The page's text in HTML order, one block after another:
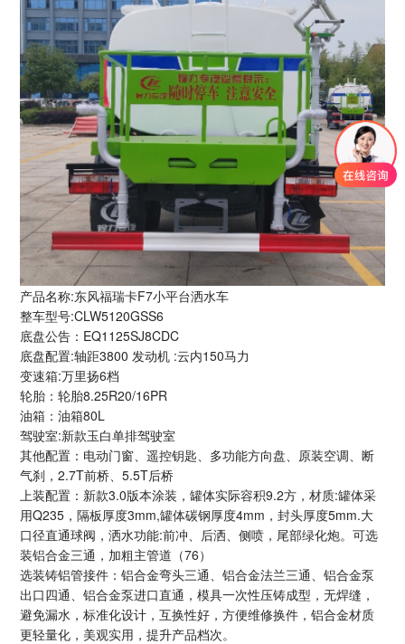
产品名称:东风福瑞卡F7小平台洒水车
整车型号:CLW5120GSS6
底盘公告：EQ1125SJ8CDC
底盘配置:轴距3800 发动机 :云内150马力
变速箱:万里扬6档
轮胎：轮胎8.25R20/16PR
油箱：油箱80L
驾驶室:新款玉白单排驾驶室
其他配置：电动门窗、遥控钥匙、多功能方向盘、原装空调、断
气刹，2.7T前桥、5.5T后桥
上装配置：新款3.0版本涂装，罐体实际容积9.2方，材质:罐体采
用Q235，隔板厚度3mm,罐体碳钢厚度4mm，封头厚度5mm.大
口径直通球阀，洒水功能:前冲、后洒、侧喷，尾部绿化炮。可选
装铝合金三通，加粗主管道（76）
选装铸铝管接件：铝合金弯头三通、铝合金法兰三通、铝合金泵
出口四通、铝合金泵进口直通，模具一次性压铸成型，无焊缝，
避免漏水，标准化设计，互换性好，方便维修换件，铝合金材质
更轻量化，美观实用，提升产品档次。